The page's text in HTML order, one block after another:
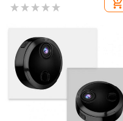
add_shopping_cart